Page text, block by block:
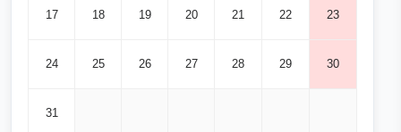
17 18 19 20 21 22 23
24 25 26 27 28 29 30
31